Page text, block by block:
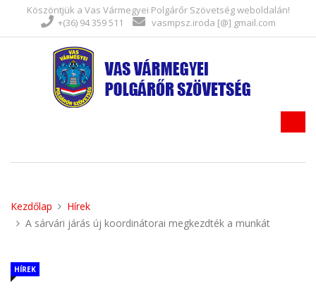
Köszöntjük a Vas Vármegyei Polgárőr Szövetség weboldalán!
+(36) 94 359 511
vasmpsz.iroda [@] gmail.com
Kezdőlap
Hírek
A sárvári járás új koordinátorai megkezdték a munkát
HÍREK